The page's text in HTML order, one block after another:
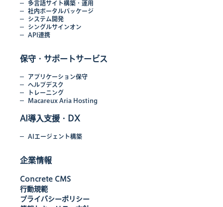
多言語サイト構築・運用
社内ポータルパッケージ
システム開発
シングルサインオン
API連携
保守・サポートサービス
アプリケーション保守
ヘルプデスク
トレーニング
Macareux Aria Hosting
AI導入支援・DX
AIエージェント構築
企業情報
Concrete CMS
行動規範
プライバシーポリシー